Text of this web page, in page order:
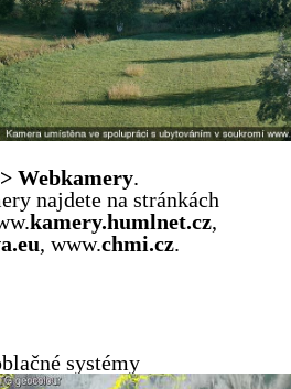
Webkamery.
najdete na stránkách
kamery.humlnet.cz,
, www.chmi.cz.
systémy